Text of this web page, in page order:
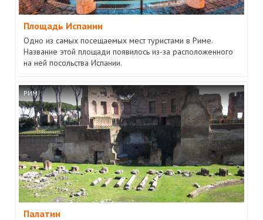
Площадь Испании
Одно из самых посещаемых мест туристами в Риме.
Название этой площади появилось из-за расположенного
на ней посольства Испании.
РИМ
Палатин